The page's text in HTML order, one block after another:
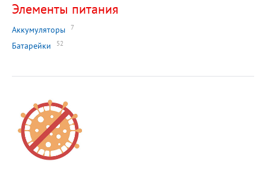
Элементы питания
Аккумуляторы 7
Батарейки 52